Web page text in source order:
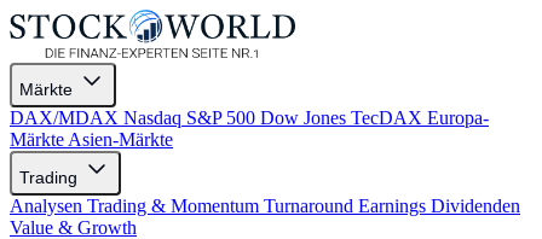
Märkte
DAX/MDAX Nasdaq S&P 500 Dow Jones TecDAX Europa-
Märkte Asien-Märkte
Trading
Analysen Trading & Momentum Turnaround Earnings Dividenden
Value & Growth